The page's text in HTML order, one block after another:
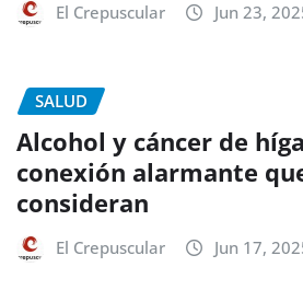
El Crepuscular Jun 23,
SALUD
Alcohol y cáncer de
conexión alarmante
consideran
El Crepuscular Jun 17,